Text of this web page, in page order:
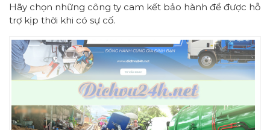
Hãy chọn những công ty cam kết bảo hành để được hỗ
trợ kịp thời khi có sự cố.